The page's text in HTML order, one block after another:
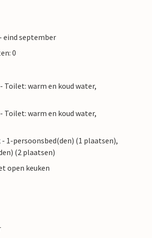
eind september
0
Toilet: warm en koud water,
Toilet: warm en koud water,
- 1-persoonsbed(den) (1 plaatsen),
(2 plaatsen)
open keuken